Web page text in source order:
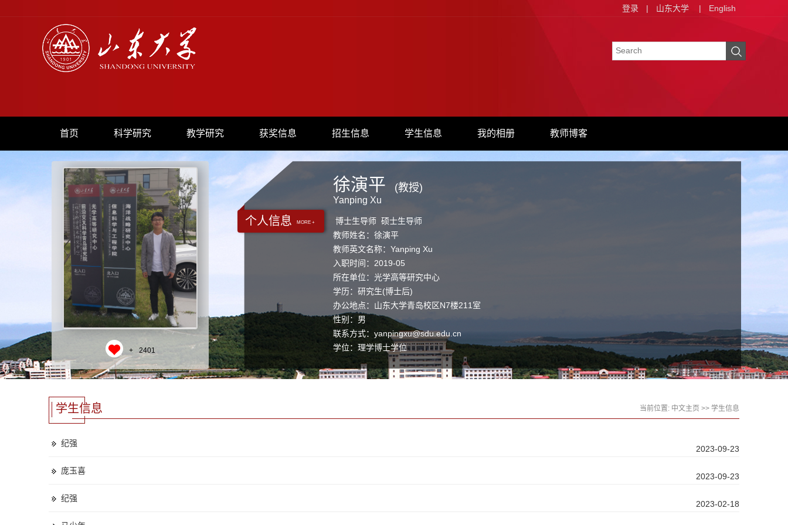
登录 | 山东大学 | English
首页 科学研究 教学研究 获奖信息 招生信息 学生信息 我的相册 教师博客
+ 2401
个人信息 MORE +
徐演平
Yanping Xu
(教授)
博士生导师 硕士生导师
教师姓名：徐演平
教师英文名称：Yanping Xu
入职时间：2019-05
所在单位：光学高等研究中心
学历：研究生(博士后)
办公地点：山东大学青岛校区N7楼211室
性别：男
联系方式： yanpingxu@sdu.edu.cn
学位：理学博士学位
职称：教授
毕业院校：渥太华大学
学生信息 当前位置: 中文主页 >> 学生信息
纪强
2023-09-23
庞玉喜
2023-09-23
纪强
2023-02-18